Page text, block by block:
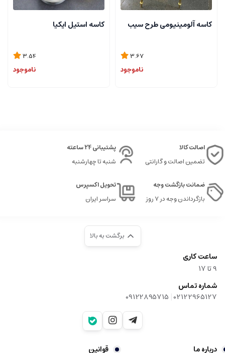
کاسه آلومینیومی طرح سیب
3.67
ناموجود
کاسه استیل ایکیا
3.54
ناموجود
اصالت کالا
تضمین اصالت و گارانتی
پشتیبانی 24 ساعته
شنبه تا چهارشنبه
ضمانت بازگشت وجه
بازگرداندن وجه در ۷ روز
تحویل اکسپرس
سراسر ایران
برگشت به بالا
ساعت کاری
9‌ تا ۱۷
شماره تماس
02122965127
|
09122895715
درباره ما قوانین